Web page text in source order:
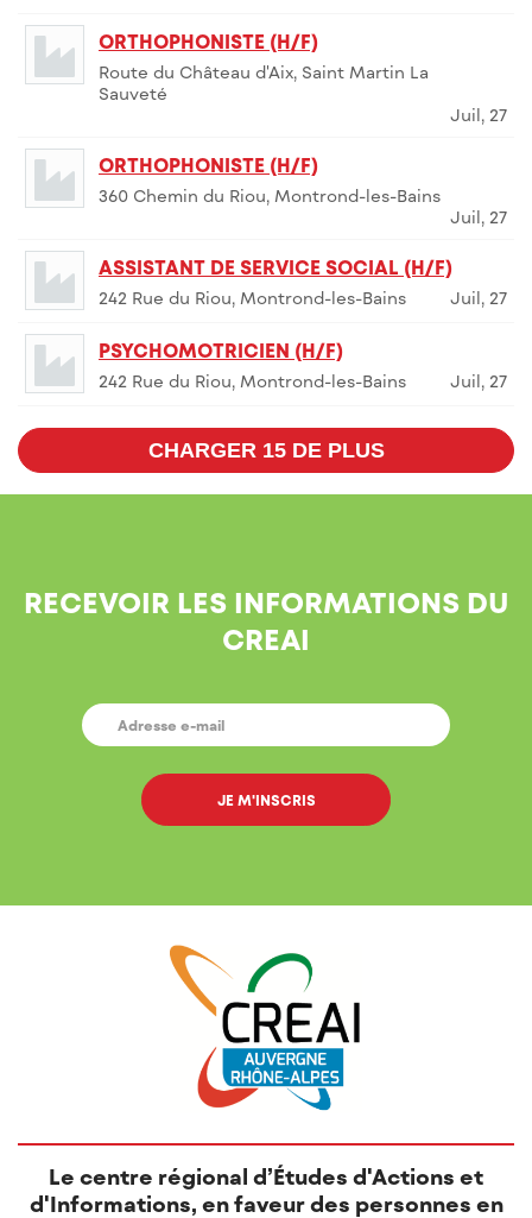
ORTHOPHONISTE (H/F)
Route du Château d'Aix, Saint Martin La
Sauveté
Juil, 27
ORTHOPHONISTE (H/F)
360 Chemin du Riou, Montrond-les-Bains
Juil, 27
ASSISTANT DE SERVICE SOCIAL (H/F)
242 Rue du Riou, Montrond-les-Bains Juil, 27
PSYCHOMOTRICIEN (H/F)
242 Rue du Riou, Montrond-les-Bains Juil, 27
CHARGER 15 DE PLUS
RECEVOIR LES INFORMATIONS DU
CREAI
E-
MAIL *
Le centre régional d’Études d'Actions et
d'Informations, en faveur des personnes en